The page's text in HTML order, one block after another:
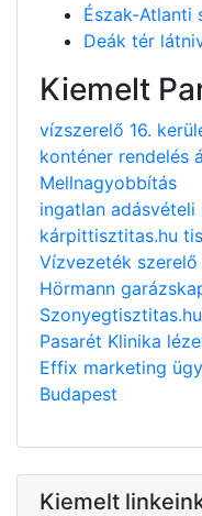
Észak-Atlanti
Deák tér
Kiemelt
vízszerelő 16.
konténer rendelés
Mellnagyobbítás
ingatlan adásvételi
kárpittisztitas.hu
Vízvezeték szerelő
Hörmann
Szonyegtisztitas.hu
Pasarét Klinika
Effix marketing
Budapest
Kiemelt